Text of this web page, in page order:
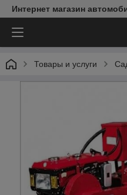
Интернет магазин
Товары и услуги